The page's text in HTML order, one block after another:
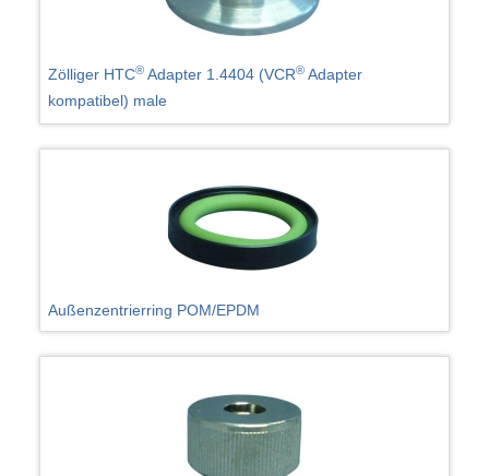
Zölliger HTC® Adapter 1.4404 (VCR® Adapter
kompatibel) male
Außenzentrierring POM/EPDM